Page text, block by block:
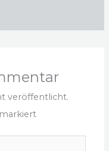
veröffentlicht.
markiert